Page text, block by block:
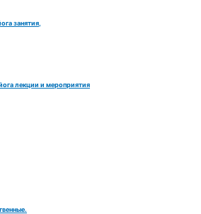
занятия,
лекции и мероприятия